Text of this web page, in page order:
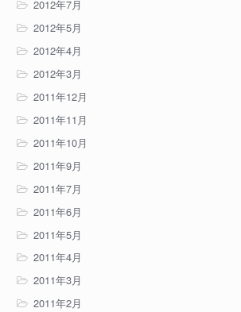
2012年7月
2012年5月
2012年4月
2012年3月
2011年12月
2011年11月
2011年10月
2011年9月
2011年7月
2011年6月
2011年5月
2011年4月
2011年3月
2011年2月